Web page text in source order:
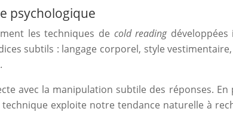
psychologique
les techniques de cold reading
subtils : langage corporel, style
avec la manipulation subtile des réponses.
exploite notre tendance naturelle à